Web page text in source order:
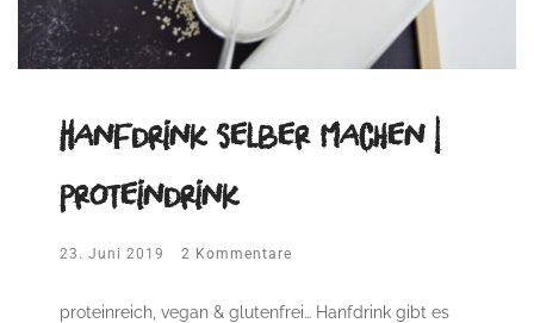
Hanfdrink selber machen |
Proteindrink
23. Juni 2019 2 Kommentare
proteinreich, vegan & glutenfrei… Hanfdrink gibt es